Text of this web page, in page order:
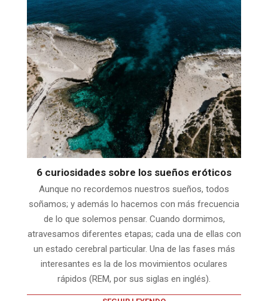
6 curiosidades sobre los sueños eróticos
Aunque no recordemos nuestros sueños, todos
soñamos; y además lo hacemos con más frecuencia
de lo que solemos pensar. Cuando dormimos,
atravesamos diferentes etapas; cada una de ellas con
un estado cerebral particular. Una de las fases más
interesantes es la de los movimientos oculares
rápidos (REM, por sus siglas en inglés).